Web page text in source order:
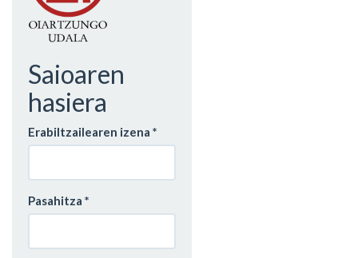
Saioaren
hasiera
Erabiltzailearen izena *
Pasahitza *